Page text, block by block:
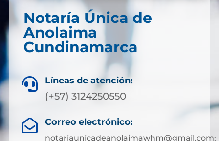
Notaría Única de
Anolaima
Cundinamarca
 Líneas de atención:
(+57) 3124250550
 Correo electrónico:
notariaunicadeanolaimawhm@gmail.com;